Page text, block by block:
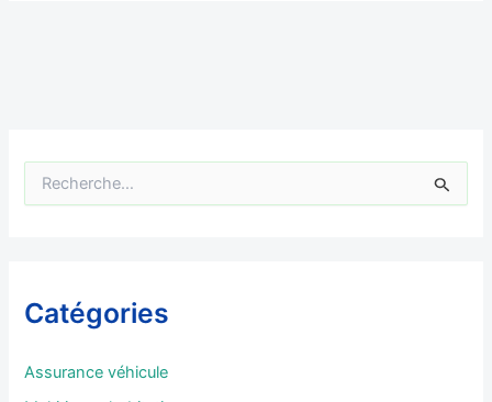
e
c
r
Catégories
Assurance véhicule